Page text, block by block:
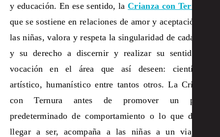
y educación. En ese sentido, laCrianza con Ternura
que se sostiene en relaciones de amor y aceptación de
las niñas, valora y respeta la singularidad de cada una
y su derecho a discernir y realizar su sentido de
vocación en el área que así deseen: científico,
artístico, humanístico entre tantos otros. La Crianza
con Ternura antes de promover un perfil
predeterminado de comportamiento o lo que deban
llegar a ser, acompaña a las niñas a un viaje al